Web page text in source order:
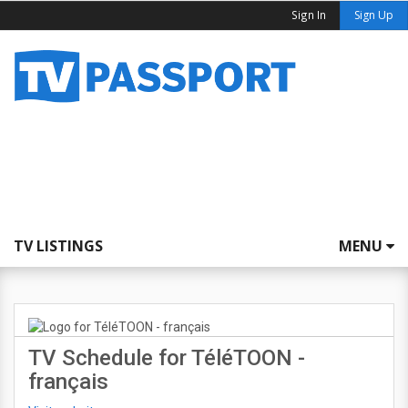
Sign In Sign Up
TV LISTINGS MENU
TV Schedule for TéléTOON -
français